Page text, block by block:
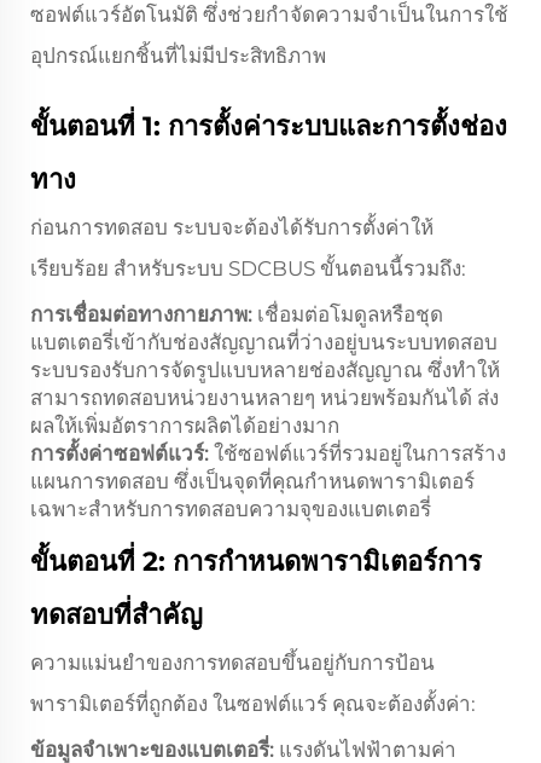
ซอฟต์แวร์อัตโนมัติ ซึ่งช่วยกำจัดความจำเป็นในการใช้
อุปกรณ์แยกชิ้นที่ไม่มีประสิทธิภาพ
ขั้นตอนที่ 1: การตั้งค่าระบบและการตั้งช่อง
ทาง
ก่อนการทดสอบ ระบบจะต้องได้รับการตั้งค่าให้
เรียบร้อย สำหรับระบบ SDCBUS ขั้นตอนนี้รวมถึง:
การเชื่อมต่อทางกายภาพ: เชื่อมต่อโมดูลหรือชุด
แบตเตอรี่เข้ากับช่องสัญญาณที่ว่างอยู่บนระบบทดสอบ
ระบบรองรับการจัดรูปแบบหลายช่องสัญญาณ ซึ่งทำให้
สามารถทดสอบหน่วยงานหลายๆ หน่วยพร้อมกันได้ ส่ง
ผลให้เพิ่มอัตราการผลิตได้อย่างมาก
การตั้งค่าซอฟต์แวร์: ใช้ซอฟต์แวร์ที่รวมอยู่ในการสร้าง
แผนการทดสอบ ซึ่งเป็นจุดที่คุณกำหนดพารามิเตอร์
เฉพาะสำหรับการทดสอบความจุของแบตเตอรี่
ขั้นตอนที่ 2: การกำหนดพารามิเตอร์การ
ทดสอบที่สำคัญ
ความแม่นยำของการทดสอบขึ้นอยู่กับการป้อน
พารามิเตอร์ที่ถูกต้อง ในซอฟต์แวร์ คุณจะต้องตั้งค่า:
ข้อมูลจำเพาะของแบตเตอรี่: แรงดันไฟฟ้าตามค่า